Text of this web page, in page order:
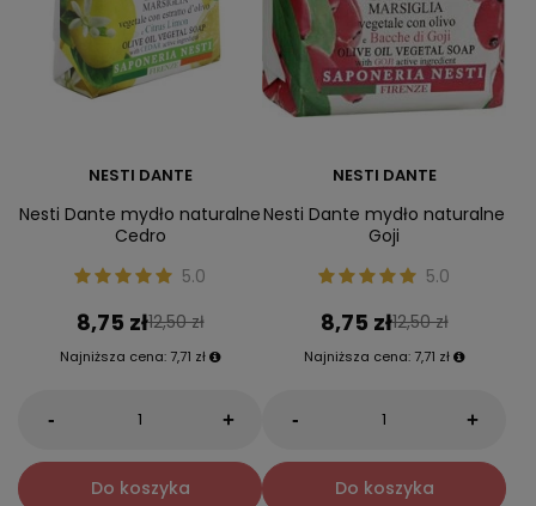
NESTI DANTE
Nesti Dante mydło naturalne
Cedro
5.0
8,75 zł12,50 zł
Najniższa cena: 7,71 zł
- +
Do koszyka
NESTI DANTE
Nesti Dante mydło naturalne
Goji
5.0
8,75 zł12,50 zł
Najniższa cena: 7,71 zł
- +
Do koszyka